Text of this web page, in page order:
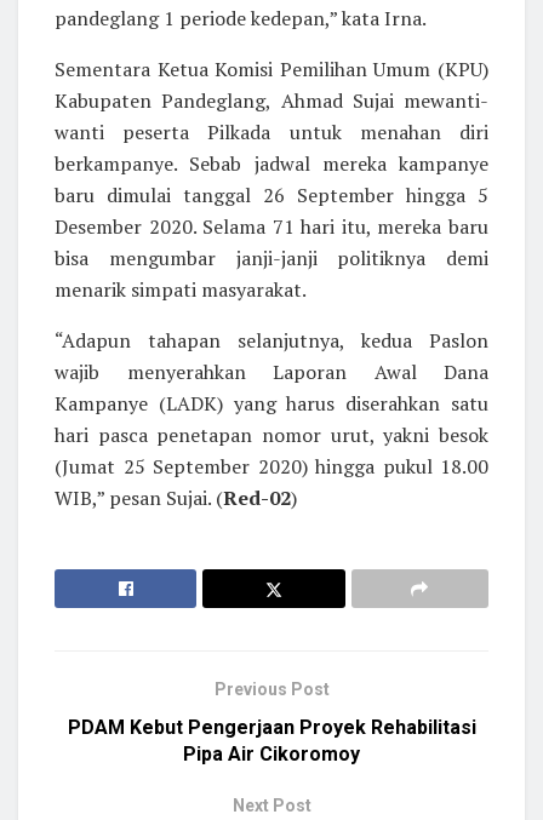
pandeglang 1 periode kedepan,” kata Irna.
Sementara Ketua Komisi Pemilihan Umum (KPU)
Kabupaten Pandeglang, Ahmad Sujai mewanti-
wanti peserta Pilkada untuk menahan diri
berkampanye. Sebab jadwal mereka kampanye
baru dimulai tanggal 26 September hingga 5
Desember 2020. Selama 71 hari itu, mereka baru
bisa mengumbar janji-janji politiknya demi
menarik simpati masyarakat.
“Adapun tahapan selanjutnya, kedua Paslon
wajib menyerahkan Laporan Awal Dana
Kampanye (LADK) yang harus diserahkan satu
hari pasca penetapan nomor urut, yakni besok
(Jumat 25 September 2020) hingga pukul 18.00
WIB,” pesan Sujai. (Red-02)
Previous Post
PDAM Kebut Pengerjaan Proyek Rehabilitasi
Pipa Air Cikoromoy
Next Post